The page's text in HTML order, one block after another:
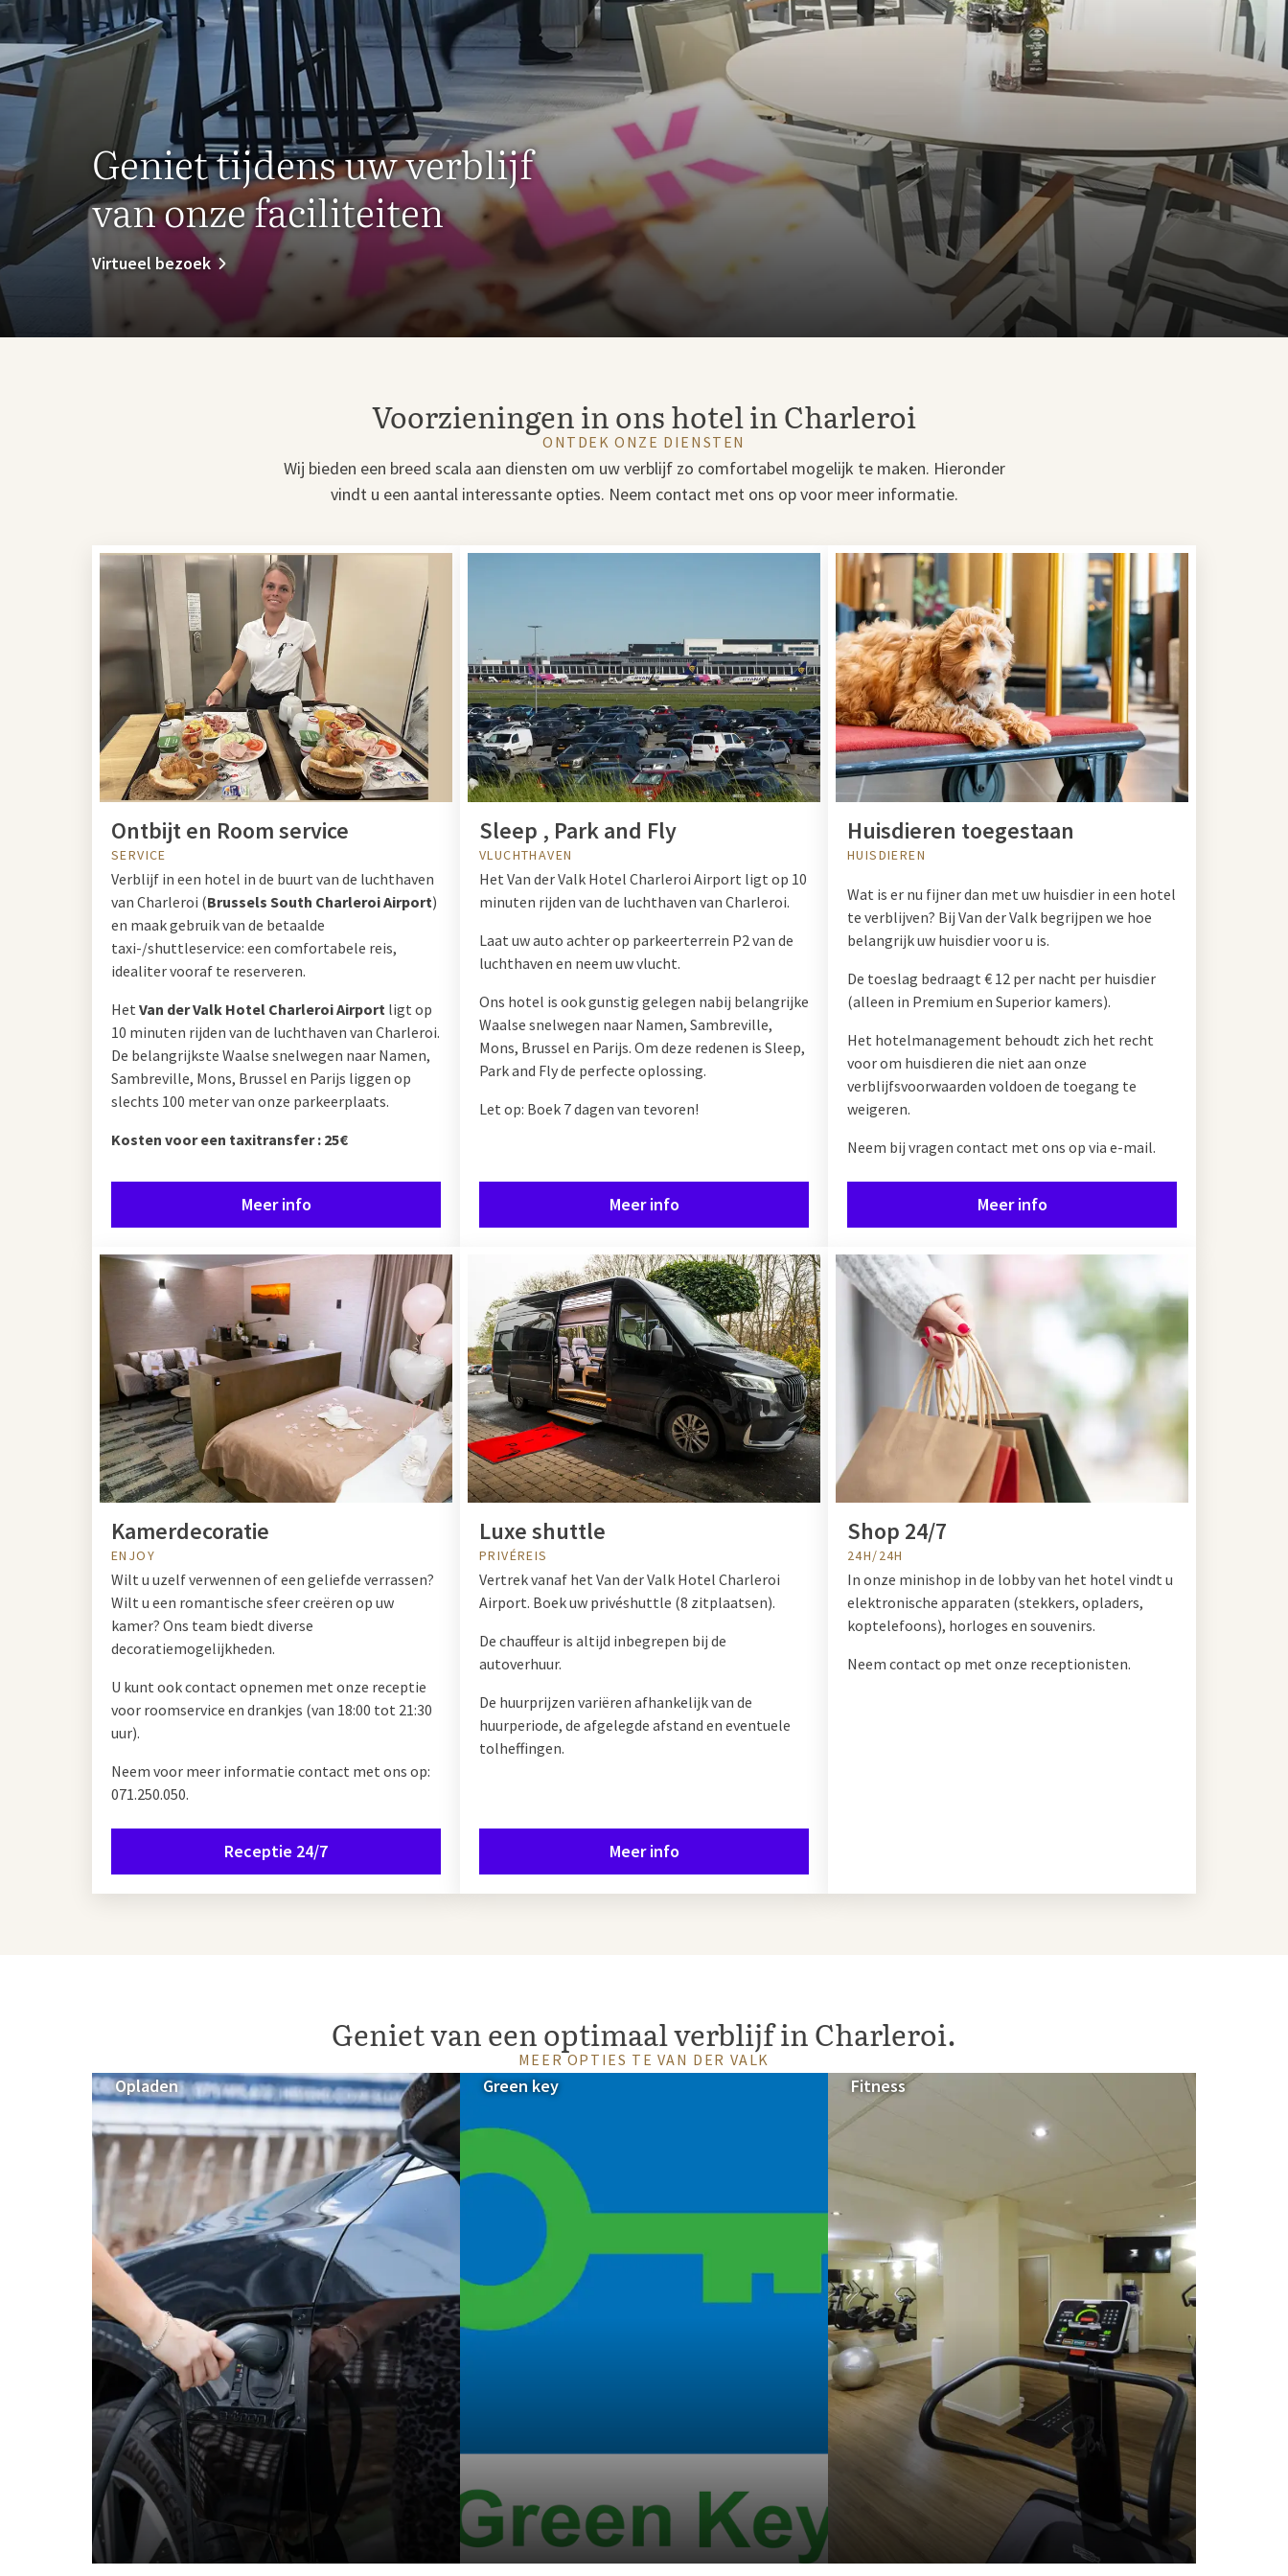
Geniet tijdens uw verblijf
van onze faciliteiten
Virtueel bezoek
Voorzieningen in ons hotel in Charleroi
ONTDEK ONZE DIENSTEN
Wij bieden een breed scala aan diensten om uw verblijf zo comfortabel mogelijk te maken. Hieronder
vindt u een aantal interessante opties. Neem contact met ons op voor meer informatie.
Ontbijt en Room service
SERVICE
Verblijf in een hotel in de buurt van de luchthaven
van Charleroi (Brussels South Charleroi Airport)
en maak gebruik van de betaalde
taxi-/shuttleservice: een comfortabele reis,
idealiter vooraf te reserveren.
Het Van der Valk Hotel Charleroi Airport ligt op
10 minuten rijden van de luchthaven van Charleroi.
De belangrijkste Waalse snelwegen naar Namen,
Sambreville, Mons, Brussel en Parijs liggen op
slechts 100 meter van onze parkeerplaats.
Kosten voor een taxitransfer : 25€
Meer info
Sleep , Park and Fly
VLUCHTHAVEN
Het Van der Valk Hotel Charleroi Airport ligt op 10
minuten rijden van de luchthaven van Charleroi.
Laat uw auto achter op parkeerterrein P2 van de
luchthaven en neem uw vlucht.
Ons hotel is ook gunstig gelegen nabij belangrijke
Waalse snelwegen naar Namen, Sambreville,
Mons, Brussel en Parijs. Om deze redenen is Sleep,
Park and Fly de perfecte oplossing.
Let op: Boek 7 dagen van tevoren!
Meer info
Huisdieren toegestaan
HUISDIEREN
Wat is er nu fijner dan met uw huisdier in een hotel
te verblijven? Bij Van der Valk begrijpen we hoe
belangrijk uw huisdier voor u is.
De toeslag bedraagt ​​€ 12 per nacht per huisdier
(alleen in Premium en Superior kamers).
Het hotelmanagement behoudt zich het recht
voor om huisdieren die niet aan onze
verblijfsvoorwaarden voldoen de toegang te
weigeren.
Neem bij vragen contact met ons op via e-mail.
Meer info
Kamerdecoratie
ENJOY
Wilt u uzelf verwennen of een geliefde verrassen?
Wilt u een romantische sfeer creëren op uw
kamer? Ons team biedt diverse
decoratiemogelijkheden.
U kunt ook contact opnemen met onze receptie
voor roomservice en drankjes (van 18:00 tot 21:30
uur).
Neem voor meer informatie contact met ons op:
071.250.050.
Receptie 24/7
Luxe shuttle
PRIVÉREIS
Vertrek vanaf het Van der Valk Hotel Charleroi
Airport. Boek uw privéshuttle (8 zitplaatsen).
De chauffeur is altijd inbegrepen bij de
autoverhuur.
De huurprijzen variëren afhankelijk van de
huurperiode, de afgelegde afstand en eventuele
tolheffingen.
Meer info
Shop 24/7
24H/24H
In onze minishop in de lobby van het hotel vindt u
elektronische apparaten (stekkers, opladers,
koptelefoons), horloges en souvenirs.
Neem contact op met onze receptionisten.
Geniet van een optimaal verblijf in Charleroi.
MEER OPTIES TE VAN DER VALK
Opladen Green key Fitness